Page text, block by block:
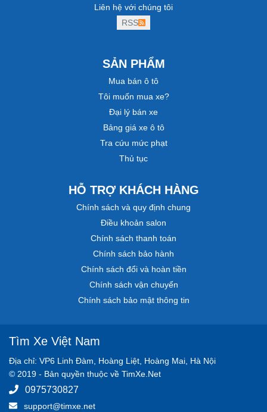
Liên hệ với chúng tôi
RSS
SẢN PHẨM
Mua bán ô tô
Tôi muốn mua xe?
Đại lý bán xe
Bảng giá xe ô tô
Tra cứu mức phạt
Thủ tục
HỖ TRỢ KHÁCH HÀNG
Chính sách và quy định chung
Điều khoản salon
Chính sách thanh toán
Chính sách bảo hành
Chính sách đổi và hoàn tiền
Chính sách vận chuyển
Chính sách bảo mật thông tin
Tìm Xe Việt Nam
Địa chỉ: VP6 Linh Đàm, Hoàng Liệt, Hoàng Mai, Hà Nội
© 2019 - Bản quyền thuộc về TimXe.Net
0975730827
support@timxe.net